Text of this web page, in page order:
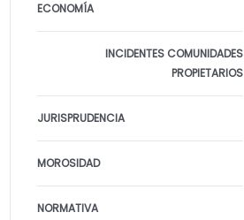
ECONOMÍA
INCIDENTES COMUNIDADES
PROPIETARIOS
JURISPRUDENCIA
MOROSIDAD
NORMATIVA